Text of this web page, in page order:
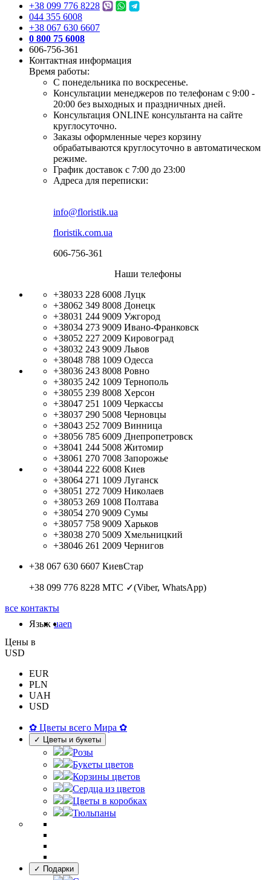
+38 099 776 8228
044 355 6008
+38 067 630 6607
0 800 75 6008
606-756-361
Контактная информация
Время работы:
С понедельника по воскресенье.
Консультации менеджеров по телефонам с 9:00 -
20:00 без выходных и праздничных дней.
Консультация ONLINE консультанта на сайте
круглосуточно.
Заказы оформленные через корзину
обрабатываются круглосуточно в автоматическом
режиме.
График доставок с 7:00 до 23:00
Адреса для переписки:
info@floristik.ua
floristik.com.ua
606-756-361
Наши телефоны
+38033 228 6008 Луцк
+38062 349 8008 Донецк
+38031 244 9009 Ужгород
+38034 273 9009 Ивано-Франковск
+38052 227 2009 Кировоград
+38032 243 9009 Львов
+38048 788 1009 Одесса
+38036 243 8008 Ровно
+38035 242 1009 Тернополь
+38055 239 8008 Херсон
+38047 251 1009 Черкассы
+38037 290 5008 Черновцы
+38043 252 7009 Винница
+38056 785 6009 Днепропетровск
+38041 244 5008 Житомир
+38061 270 7008 Запорожье
+38044 222 6008 Киев
+38064 271 1009 Луганск
+38051 272 7009 Николаев
+38053 269 1008 Полтава
+38054 270 9009 Сумы
+38057 758 9009 Харьков
+38038 270 5009 Хмельницкий
+38046 261 2009 Чернигов
+38 067 630 6607 КиевСтар
+38 099 776 8228 МТС ✓(Viber, WhatsApp)
все контакты
Язык uaen
Цены в
USD
EUR
PLN
UAH
USD
✿ Цветы всего Мира ✿
✓ Цветы и букеты
Розы
Букеты цветов
Корзины цветов
Сердца из цветов
Цветы в коробках
Тюльпаны
✓ Подарки